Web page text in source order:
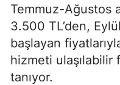
Temmuz-Ağustos
3.500 TL’den,
başlayan
hizmeti ulaşılabilir
tanıyor.